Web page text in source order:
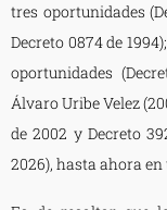
tres oportunidades
Decreto 0874 de
oportunidades
Álvaro Uribe Velez
de 2002 y Decreto
2026), hasta ahora en